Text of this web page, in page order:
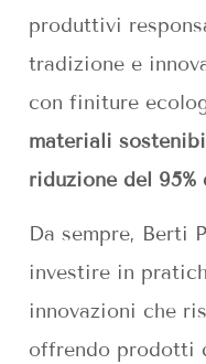
produttivi
tradizione e
con finiture
materiali
riduzione del
Da sempre, Berti
investire in
innovazioni che
offrendo prodotti